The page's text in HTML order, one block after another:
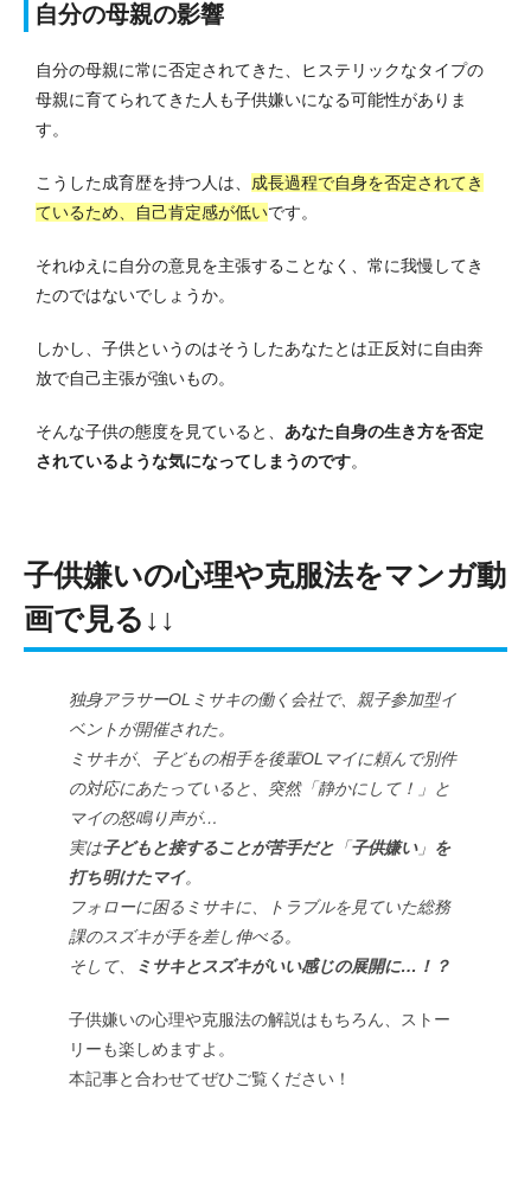
自分の母親の影響
自分の母親に常に否定されてきた、ヒステリックなタイプの
母親に育てられてきた人も子供嫌いになる可能性がありま
す。
こうした成育歴を持つ人は、 成長過程で自身を否定されてき
ているため、自己肯定感が低いです。
それゆえに自分の意見を主張することなく、常に我慢してき
たのではないでしょうか。
しかし、子供というのはそうしたあなたとは正反対に自由奔
放で自己主張が強いもの。
そんな子供の態度を見ていると、 あなた自身の生き方を否定
されているような気になってしまうのです。
子供嫌いの心理や克服法をマンガ動
画で見る↓↓
独身アラサーOLミサキの働く会社で、親子参加型イ
ベントが開催された。
ミサキが、子どもの相手を後輩OLマイに頼んで別件
の対応にあたっていると、突然「静かにして！」と
マイの怒鳴り声が…
実は子どもと接することが苦手だと 「子供嫌い」 を
打ち明けたマイ。
フォローに困るミサキに、トラブルを見ていた総務
課のスズキが手を差し伸べる。
そして、
ミサキとスズキがいい感じの展開に…！？
子供嫌いの心理や克服法の解説はもちろん、ストー
リーも楽しめますよ。
本記事と合わせてぜひご覧ください！